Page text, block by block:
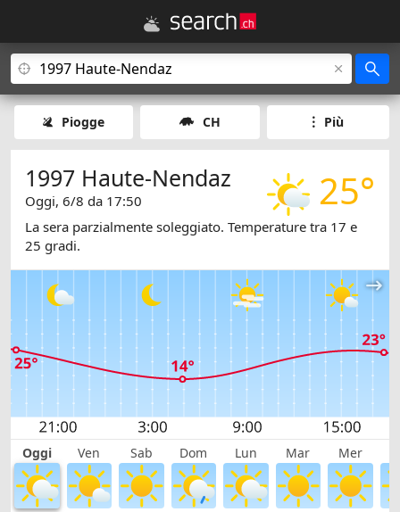
Piogge CH Più
25°
1997 Haute-Nendaz
Oggi, 6/8 da 17:50
La sera parzialmente soleggiato. Temperature tra 17 e
25 gradi.
Oggi Ven Sab Dom Lun Mar Mer